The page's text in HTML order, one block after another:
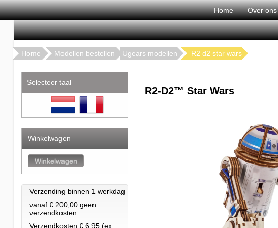
Home Over ons
Home Modellen bestellen Ugears modellen R2 d2 star wars
Selecteer taal
Winkelwagen
Verzending binnen 1 werkdag
vanaf € 200,00 geen
verzendkosten
Verzendkosten € 6.95 (ex.
R2-D2™ Star Wars